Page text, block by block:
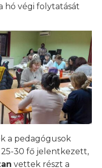
hó végi folytatását
a pedagógusok
30 fő jelentkezett,
vettek részt a